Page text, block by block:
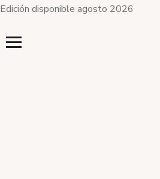
Edición disponible agosto 2026